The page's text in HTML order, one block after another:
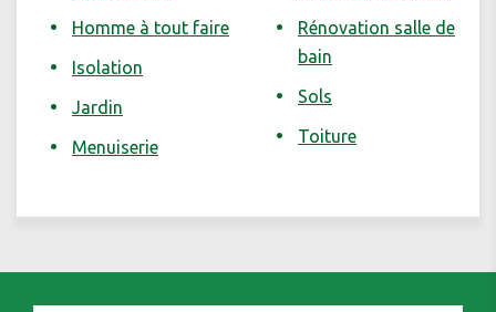
Homme à tout faire
Isolation
Jardin
Menuiserie
Rénovation salle de
bain
Sols
Toiture